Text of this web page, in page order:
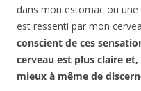
dans mon estomac ou
est ressenti par mon
conscient de ces
cerveau est plus claire
mieux à même de